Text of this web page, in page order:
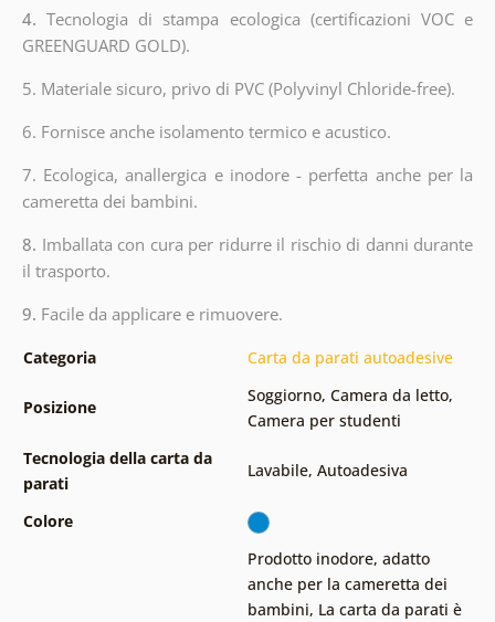
4.Tecnologia di stampa ecologica (certificazioni VOC e
GREENGUARD GOLD).
5. Materiale sicuro, privo di PVC (Polyvinyl Chloride-free).
6. Fornisce anche isolamento termico e acustico.
7. Ecologica, anallergica e inodore - perfetta anche per la
cameretta dei bambini.
8. Imballata con cura per ridurre il rischio di danni durante
il trasporto.
9. Facile da applicare e rimuovere.
Categoria Carta da parati autoadesive
Posizione
Soggiorno, Camera da letto,
Camera per studenti
Tecnologia della carta da
parati
Lavabile, Autoadesiva
Colore
Prodotto inodore, adatto
anche per la cameretta dei
bambini, La carta da parati è